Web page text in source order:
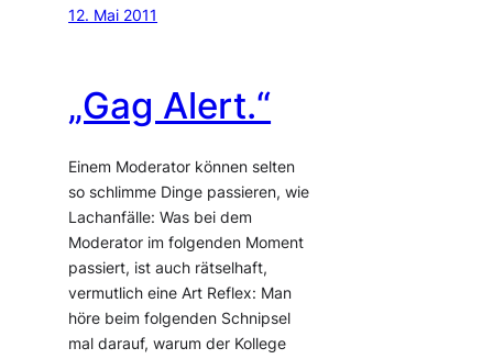
12. Mai 2011
„Gag Alert.“
Einem Moderator können selten
so schlimme Dinge passieren, wie
Lachanfälle: Was bei dem
Moderator im folgenden Moment
passiert, ist auch rätselhaft,
vermutlich eine Art Reflex: Man
höre beim folgenden Schnipsel
mal darauf, warum der Kollege